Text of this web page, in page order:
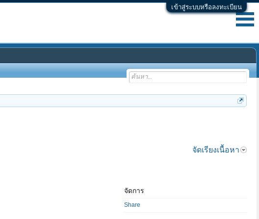
เข้าสู่ระบบหรือลงทะเบียน
จัดเรียงเนื้อหา
จัดการ
Share